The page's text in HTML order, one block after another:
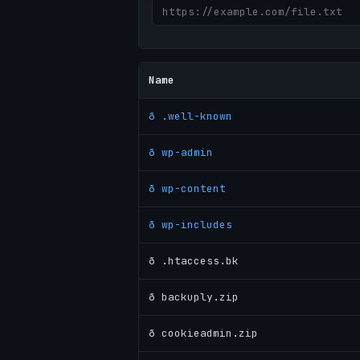
Name
ð .well-known
ð wp-admin
ð wp-content
ð wp-includes
ð .htaccess.bk
ð backuply.zip
ð cookieadmin.zip